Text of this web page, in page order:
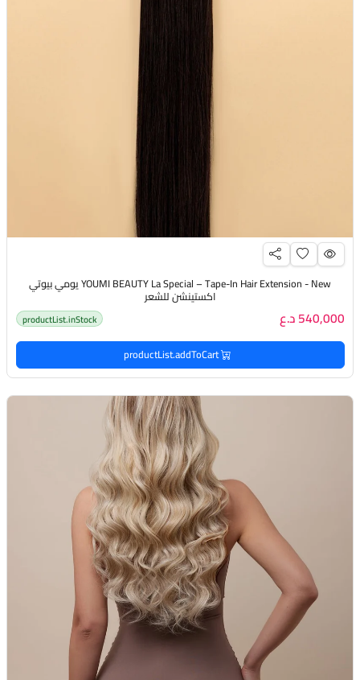
YOUMI BEAUTY La Special – Tape-In Hair Extension - New يومي بيوتي
اكستينشن للشعر
540,000 د.ع productList.inStock
productList.addToCart